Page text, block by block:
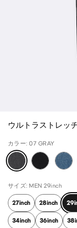
ウルトラストレッ
カラー: 07 GRAY
サイズ: MEN 29inch
27inch 28inch
34inch 36inch